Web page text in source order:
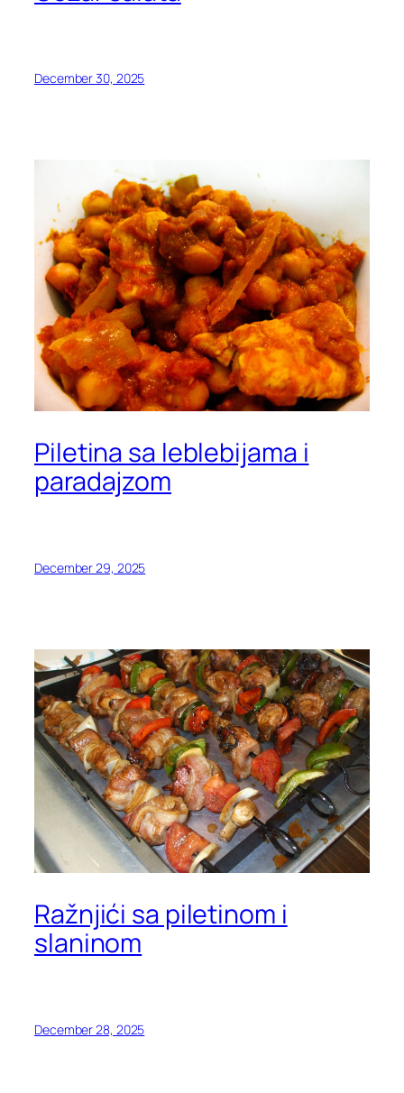
December 30, 2025
Piletina sa leblebijama i
paradajzom
December 29, 2025
Ražnjići sa piletinom i
slaninom
December 28, 2025